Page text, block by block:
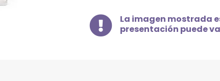
OD,
SONDA
C/REGIST.

La imagen mostrada
presentación puede